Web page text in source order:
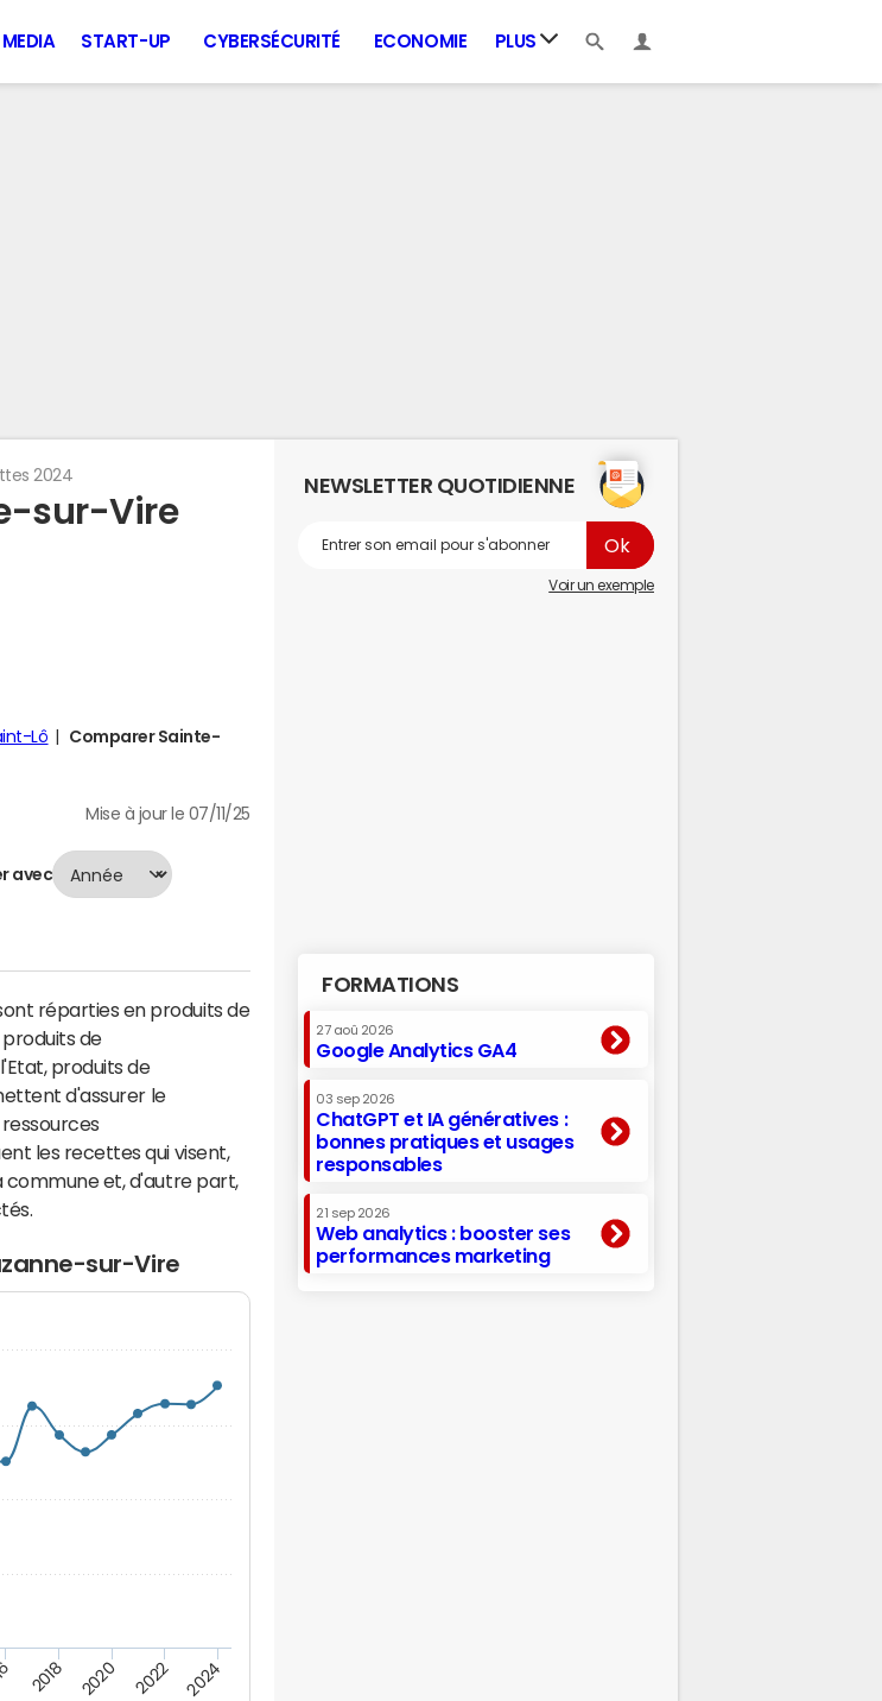
MEDIA START-UP CYBERSÉCURITÉ ECONOMIE PLUS
2024
sur-Vire
Lô
Comparer Sainte-
Mise à jour le 07/11/25
avec
réparties en produits de
de
produits de
d'assurer le
les recettes qui visent,
commune et, d'autre part,
sur-Vire
2018 2020 2022 2024
NEWSLETTER QUOTIDIENNE
Voir un exemple
FORMATIONS
27 aoû 2026
Google Analytics GA4
03 sep 2026
ChatGPT et IA génératives :
bonnes pratiques et usages
responsables
21 sep 2026
Web analytics : booster ses
performances marketing